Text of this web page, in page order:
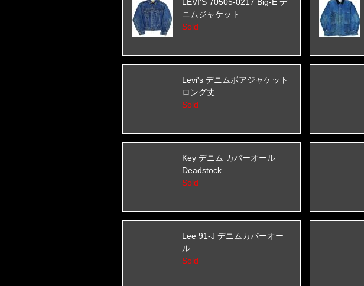
ニムジャケット
Sold
Levi's デニムボアジャケット
ロング丈
Sold
Key デニム カバーオール
Deadstock
Sold
Lee 91-J デニムカバーオー
ル
Sold